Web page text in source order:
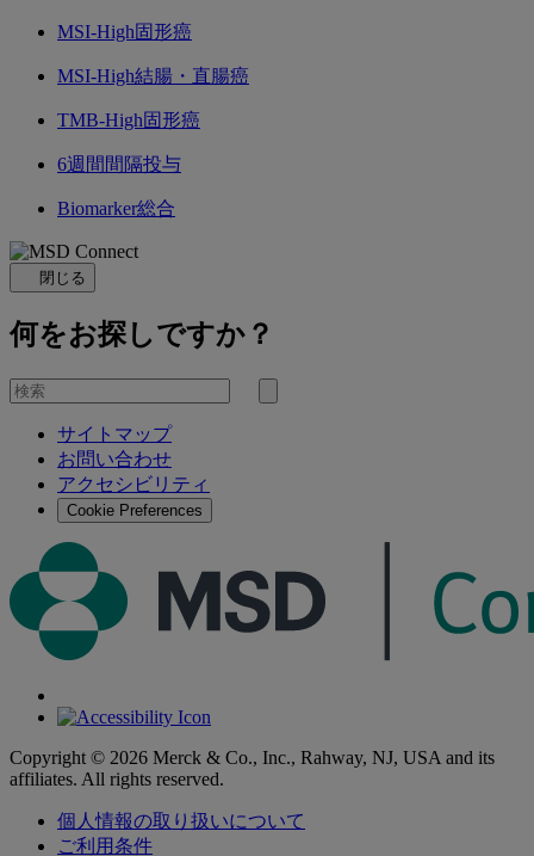
MSI-High固形癌
MSI-High結腸・直腸癌
TMB-High固形癌
6週間間隔投与
Biomarker総合
閉じる
何をお探しですか？
を
検
サイトマップ
お問い合わせ
アクセシビリティ
Cookie Preferences
Copyright © 2026 Merck & Co., Inc., Rahway, NJ, USA and its
affiliates. All rights reserved.
個人情報の取り扱いについて
ご利用条件